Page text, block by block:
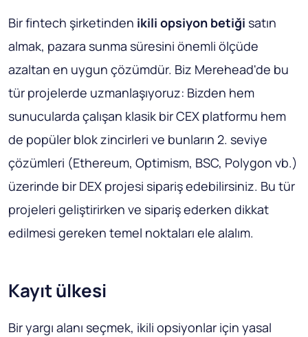
Bir fintech şirketinden ikili opsiyon betiği satın
almak, pazara sunma süresini önemli ölçüde
azaltan en uygun çözümdür. Biz Merehead'de bu
tür projelerde uzmanlaşıyoruz: Bizden hem
sunucularda çalışan klasik bir CEX platformu hem
de popüler blok zincirleri ve bunların 2. seviye
çözümleri (Ethereum, Optimism, BSC, Polygon vb.)
üzerinde bir DEX projesi sipariş edebilirsiniz. Bu tür
projeleri geliştirirken ve sipariş ederken dikkat
edilmesi gereken temel noktaları ele alalım.
Kayıt ülkesi
Bir yargı alanı seçmek, ikili opsiyonlar için yasal